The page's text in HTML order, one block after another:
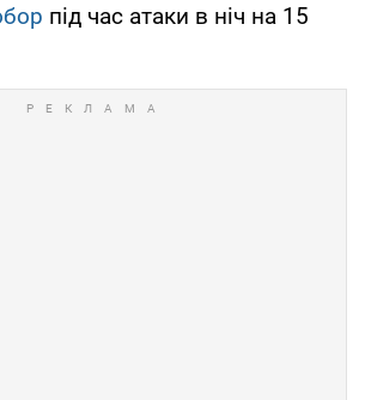
під час атаки в ніч на 15